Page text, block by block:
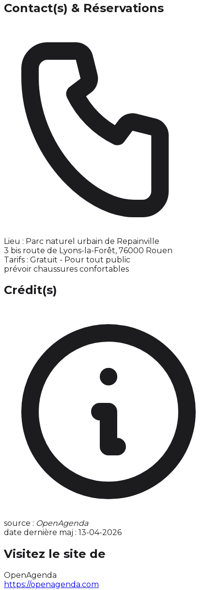
Contact(s) & Réservations
Lieu : Parc naturel urbain de Repainville
3 bis route de Lyons-la-Forêt, 76000 Rouen
Tarifs : Gratuit - Pour tout public
prévoir chaussures confortables
Crédit(s)
source : OpenAgenda
date dernière maj : 13-04-2026
Visitez le site de
OpenAgenda
https://openagenda.com